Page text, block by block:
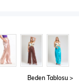
Büstiyer
Beden Tablosu